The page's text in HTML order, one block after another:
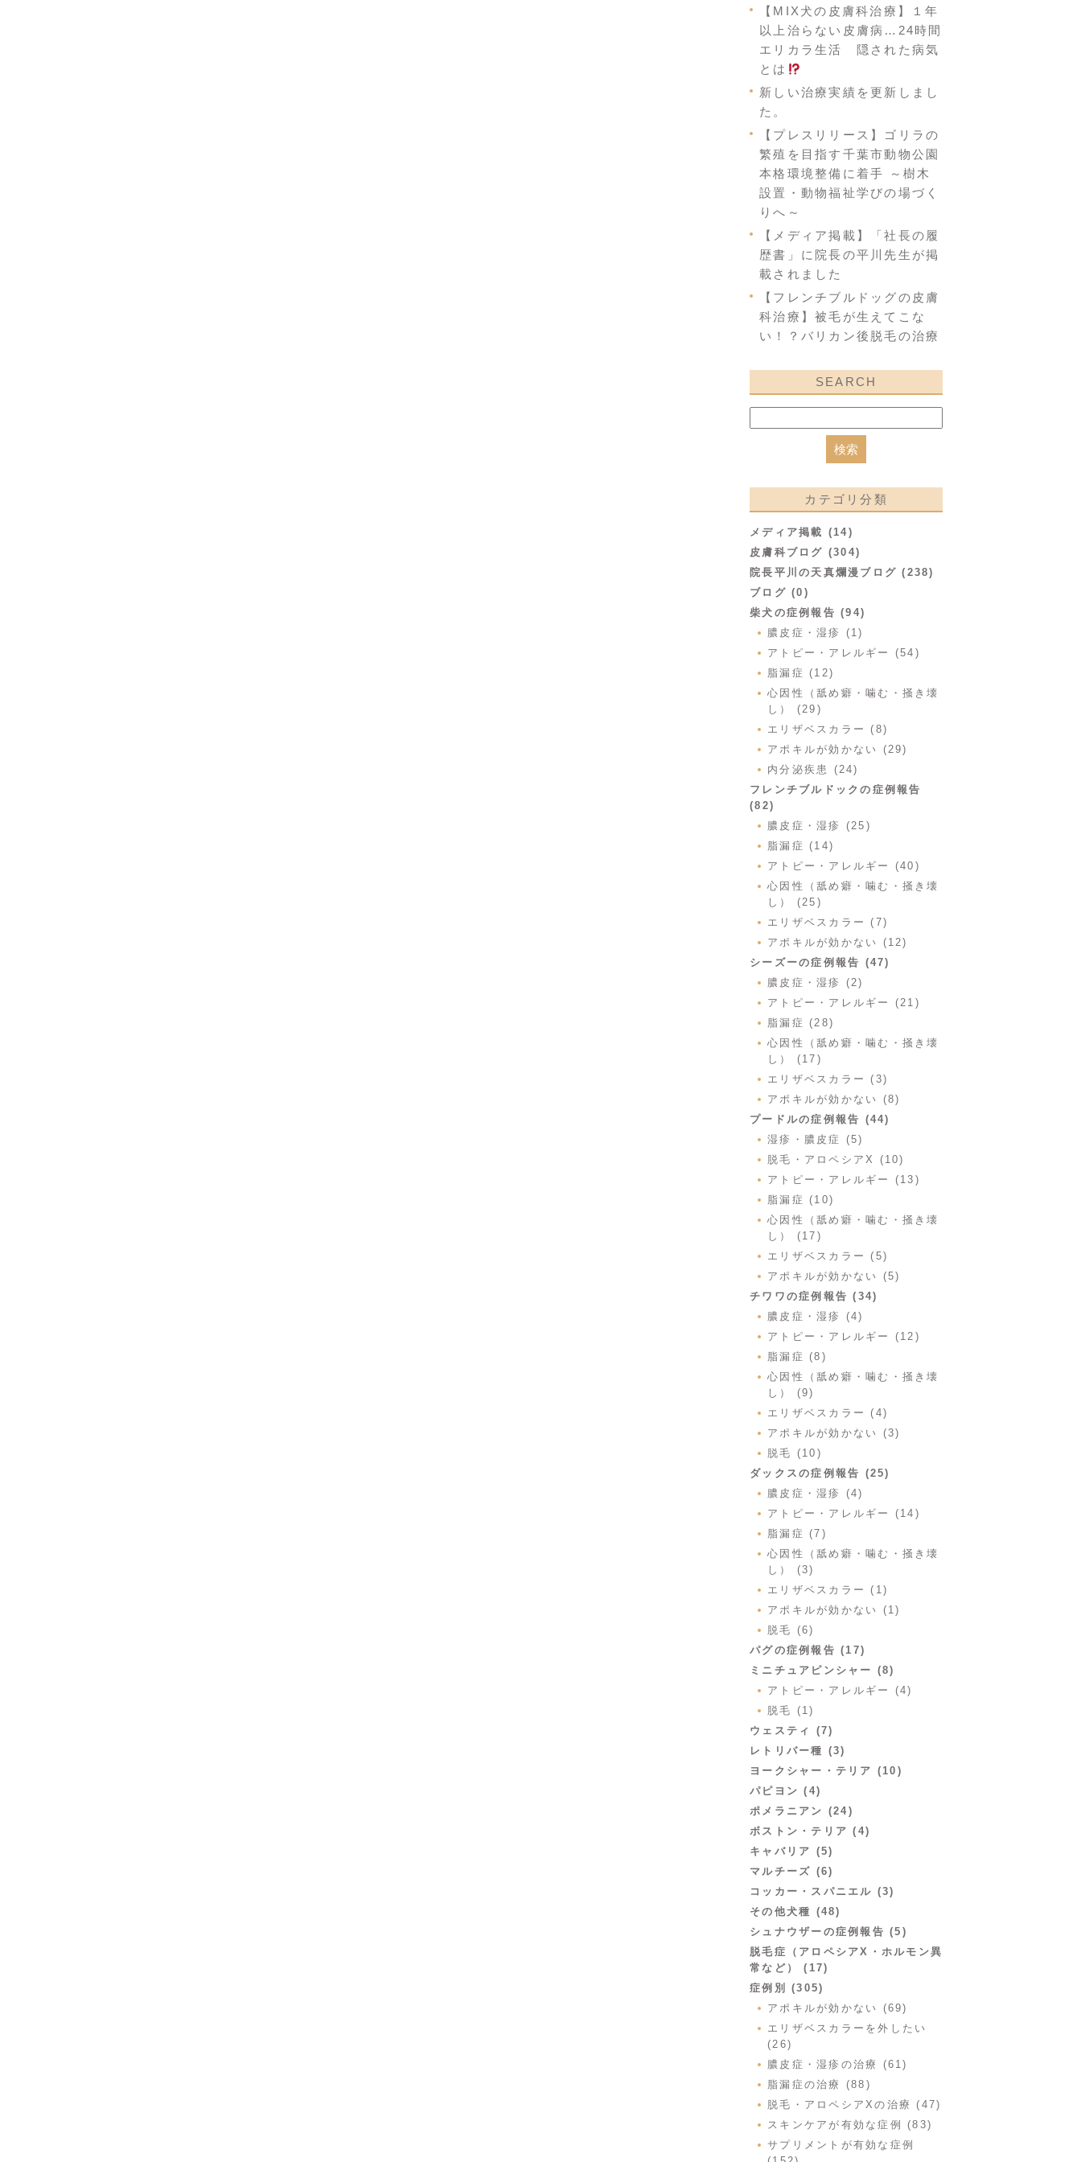
【MIX犬の皮膚科治療】１年
以上治らない皮膚病…24時間
エリカラ生活 隠された病気
とは
新しい治療実績を更新しまし
た。
【プレスリリース】ゴリラの
繁殖を目指す千葉市動物公園
本格環境整備に着手 ～樹木
設置・動物福祉学びの場づく
りへ～
【メディア掲載】「社長の履
歴書」に院長の平川先生が掲
載されました
【フレンチブルドッグの皮膚
科治療】被毛が生えてこな
い！？バリカン後脱毛の治療
SEARCH
カテゴリ分類
メディア掲載 (14)
皮膚科ブログ (304)
院長平川の天真爛漫ブログ (238)
ブログ (0)
柴犬の症例報告 (94)
膿皮症・湿疹 (1)
アトピー・アレルギー (54)
脂漏症 (12)
心因性（舐め癖・噛む・掻き壊
し） (29)
エリザベスカラー (8)
アポキルが効かない (29)
内分泌疾患 (24)
フレンチブルドックの症例報告
(82)
膿皮症・湿疹 (25)
脂漏症 (14)
アトピー・アレルギー (40)
心因性（舐め癖・噛む・掻き壊
し） (25)
エリザベスカラー (7)
アポキルが効かない (12)
シーズーの症例報告 (47)
膿皮症・湿疹 (2)
アトピー・アレルギー (21)
脂漏症 (28)
心因性（舐め癖・噛む・掻き壊
し） (17)
エリザベスカラー (3)
アポキルが効かない (8)
プードルの症例報告 (44)
湿疹・膿皮症 (5)
脱毛・アロペシアX (10)
アトピー・アレルギー (13)
脂漏症 (10)
心因性（舐め癖・噛む・掻き壊
し） (17)
エリザベスカラー (5)
アポキルが効かない (5)
チワワの症例報告 (34)
膿皮症・湿疹 (4)
アトピー・アレルギー (12)
脂漏症 (8)
心因性（舐め癖・噛む・掻き壊
し） (9)
エリザベスカラー (4)
アポキルが効かない (3)
脱毛 (10)
ダックスの症例報告 (25)
膿皮症・湿疹 (4)
アトピー・アレルギー (14)
脂漏症 (7)
心因性（舐め癖・噛む・掻き壊
し） (3)
エリザベスカラー (1)
アポキルが効かない (1)
脱毛 (6)
パグの症例報告 (17)
ミニチュアピンシャー (8)
アトピー・アレルギー (4)
脱毛 (1)
ウェスティ (7)
レトリバー種 (3)
ヨークシャー・テリア (10)
パピヨン (4)
ポメラニアン (24)
ボストン・テリア (4)
キャバリア (5)
マルチーズ (6)
コッカー・スパニエル (3)
その他犬種 (48)
シュナウザーの症例報告 (5)
脱毛症（アロペシアX・ホルモン異
常など） (17)
症例別 (305)
アポキルが効かない (69)
エリザベスカラーを外したい
(26)
膿皮症・湿疹の治療 (61)
脂漏症の治療 (88)
脱毛・アロペシアXの治療 (47)
スキンケアが有効な症例 (83)
サプリメントが有効な症例